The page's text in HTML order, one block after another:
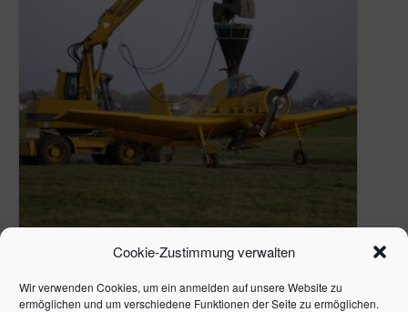
Cookie-Zustimmung verwalten
Wir verwenden Cookies, um ein anmelden auf unsere Website zu
ermöglichen und um verschiedene Funktionen der Seite zu ermöglichen.
HUMMEL IM EINSATZ
No Category 946